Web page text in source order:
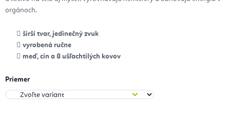
orgánoch.
širší tvar, jedinečný zvuk
vyrobená ručne
meď, cín a 8 ušľachtilých kovov
Priemer